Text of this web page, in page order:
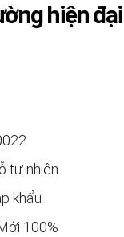
hiện đại
tự nhiên
khẩu
100%